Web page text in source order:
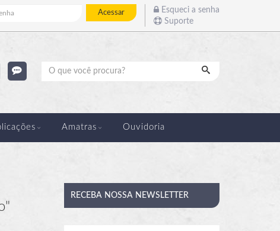
Acessar
Esqueci a senha
Suporte
Pesquisar
Amatras Ouvidoria
RECEBA NOSSA NEWSLETTER